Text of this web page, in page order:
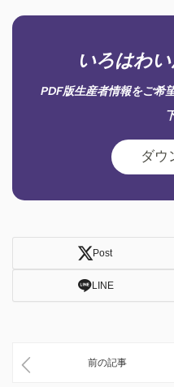
いろはわ
PDF版生産者情報をご希
ダウ
Post
LINE
前の記事